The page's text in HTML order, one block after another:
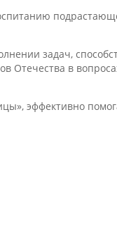
задач,
Отечества в
эффективно